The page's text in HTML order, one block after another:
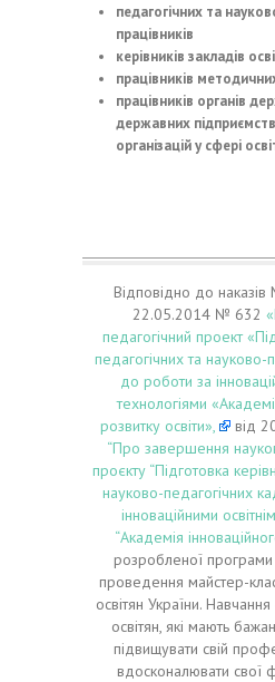
педагогічних та
працівників
керівників закладів
працівників
працівників органів
державних
організацій у сфері
Відповідно до
22.05.2014 № 632
педагогічний проект
педагогічних та науково-
до роботи за
технологіями
розвитку освіти»,
від
“Про завершення
проєкту “Підготовка
науково-педагогічних
інноваційними
“Академія
розробленої програми
проведення майстер-
освітян України. Навчання
освітян, які мають
підвищувати свій
вдосконалювати свої